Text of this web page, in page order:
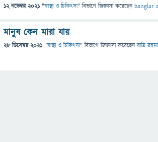
12 নভেম্বর 2021 "স্বাস্থ্য ও চিকিৎসা" বিভাগে জিজ্ঞাসাকরেছেনbanglar
মানুষ কেন মারা যায়
28 ডিসেম্বর 2021 "স্বাস্থ্য ও চিকিৎসা" বিভাগে জিজ্ঞাসাকরেছেনরাত্রি